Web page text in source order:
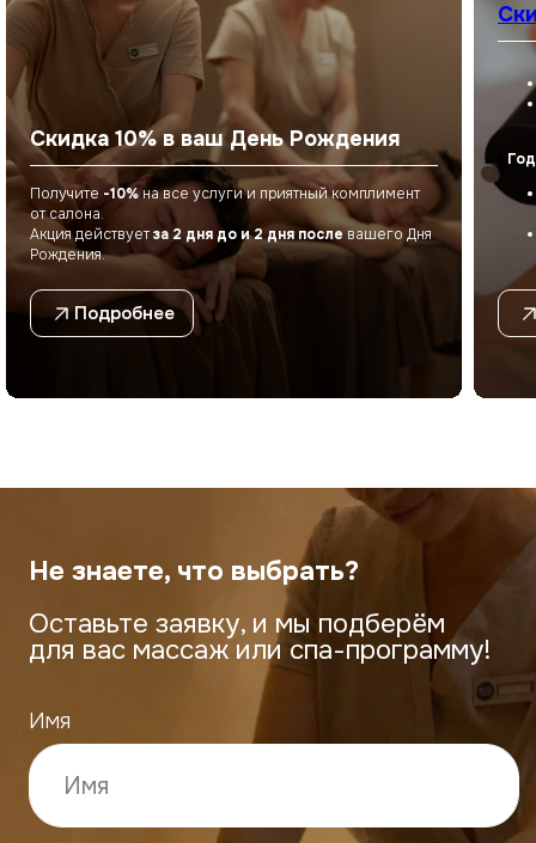
Скидка 10% в ваш День Рождения
Получите -10%на все услуги и приятный комплимент
от салона.
Акция действуетза 2 дня до и 2 дня послевашего Дня
Рождения.
Подробнее
ECO TELO СЗР
г. Чебоксары, ул. Петра
Ермолаева, 3
+7 (900) 330-96-33
eco_telo@mail.ru
ECO TELO СПА
г. Чебоксары, ул. Петра
Ермолаева, 3
ЗАПИСАТЬСЯ
Договор публичной
оферты
Правила посещения салона
ECO TELO
Политика использования
файлов cookie
Правила использования абонемента
Салона «ECO TELO»
Реквизиты
ИП Сахалкина Светлана Александровна
ИНН: 211604706723